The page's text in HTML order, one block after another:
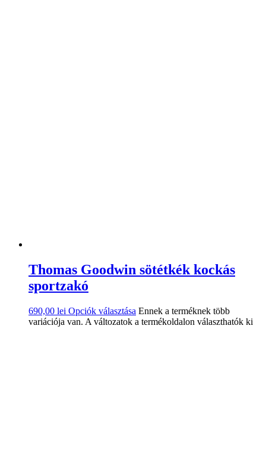
Thomas Goodwin sötétkék kockás
sportzakó
690,00 lei Opciók választása Ennek a terméknek több
variációja van. A változatok a termékoldalon választhatók ki